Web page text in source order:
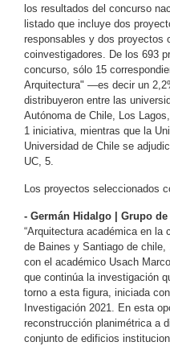
los resultados del concurso
listado que incluye dos
responsables y dos proyectos
coinvestigadores. De los 693
concurso, sólo 15
Arquitectura" —es decir un
distribuyeron entre las
Autónoma de Chile, Los
1 iniciativa, mientras que la
Universidad de Chile se
UC, 5.
Los proyectos seleccionados
- Germán Hidalgo | Grupo
“Arquitectura académica en la
de Baines y Santiago de chile,
con el académico Usach
que continúa la investigación
torno a esta figura, iniciada
Investigación 2021. En esta
reconstrucción planimétrica a
conjunto de edificios